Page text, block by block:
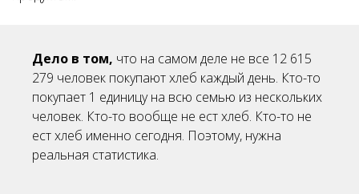
Дело в том, что на самом деле не все 12 615
279 человек покупают хлеб каждый день. Кто-то
покупает 1 единицу на всю семью из нескольких
человек. Кто-то вообще не ест хлеб. Кто-то не
ест хлеб именно сегодня. Поэтому, нужна
реальная статистика.